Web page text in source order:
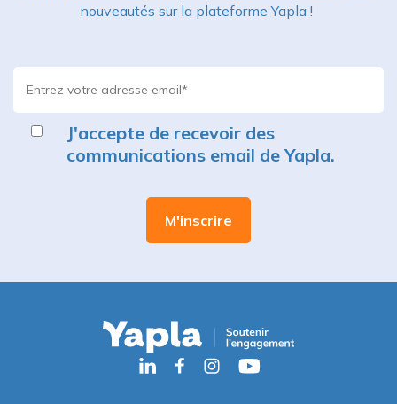
nouveautés sur la plateforme Yapla !
J'accepte de recevoir des
communications email de Yapla.